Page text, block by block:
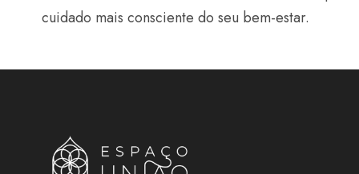
cuidado mais consciente do seu bem-estar.